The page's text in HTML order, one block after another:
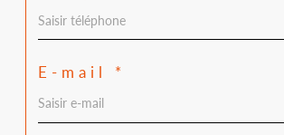
E-mail *